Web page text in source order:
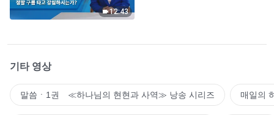
12:43
기타 영상
말씀ㆍ1권 ≪하나님의 현현과 사역≫ 낭송 시리즈 매일의